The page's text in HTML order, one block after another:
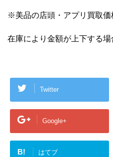
※美品の店頭・アプリ買取価
在庫により金額が上下する場
Twitter
Google+
B! はてブ